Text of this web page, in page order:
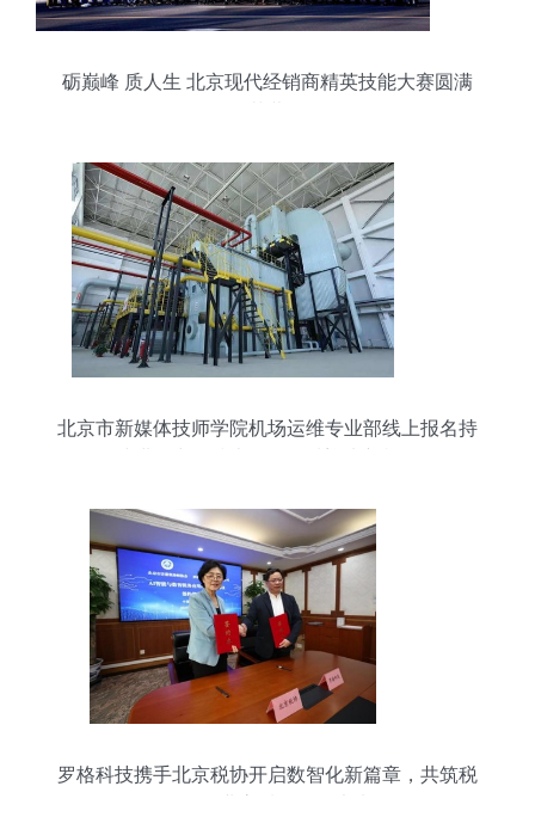
砺巅峰 质人生 北京现代经销商精英技能大赛圆满
北京市新媒体技师学院机场运维专业部线上报名持
罗格科技携手北京税协开启数智化新篇章，共筑税